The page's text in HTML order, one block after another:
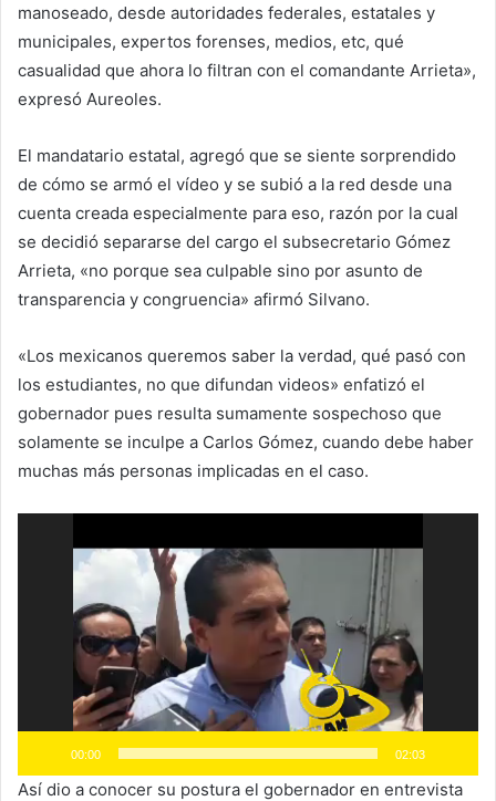
manoseado, desde autoridades federales, estatales y
municipales, expertos forenses, medios, etc, qué
casualidad que ahora lo filtran con el comandante Arrieta»,
expresó Aureoles.
El mandatario estatal, agregó que se siente sorprendido
de cómo se armó el vídeo y se subió a la red desde una
cuenta creada especialmente para eso, razón por la cual
se decidió separarse del cargo el subsecretario Gómez
Arrieta, «no porque sea culpable sino por asunto de
transparencia y congruencia» afirmó Silvano.
«Los mexicanos queremos saber la verdad, qué pasó con
los estudiantes, no que difundan videos» enfatizó el
gobernador pues resulta sumamente sospechoso que
solamente se inculpe a Carlos Gómez, cuando debe haber
muchas más personas implicadas en el caso.
00:00 02:03
Así dio a conocer su postura el gobernador en entrevista